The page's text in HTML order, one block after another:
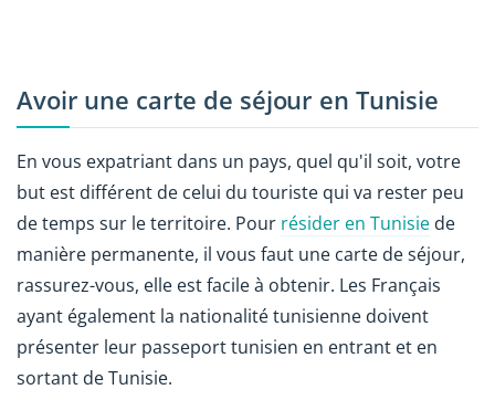
Avoir une carte de séjour en Tunisie
En vous expatriant dans un pays, quel qu'il soit, votre
but est différent de celui du touriste qui va rester peu
de temps sur le territoire. Pour résider en Tunisie de
manière permanente, il vous faut une carte de séjour,
rassurez-vous, elle est facile à obtenir. Les Français
ayant également la nationalité tunisienne doivent
présenter leur passeport tunisien en entrant et en
sortant de Tunisie.